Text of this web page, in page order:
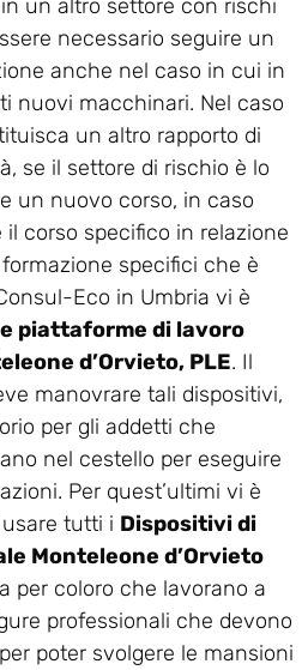
un altro settore con rischi
necessario seguire un
anche nel caso in cui in
nuovi macchinari. Nel caso
un altro rapporto di
se il settore di rischio è lo
un nuovo corso, in caso
corso specifico in relazione
specifici che è
Eco in Umbria vi è
piattaforme di lavoro
d’Orvieto, PLE. Il
manovrare tali dispositivi,
per gli addetti che
nel cestello per eseguire
Per quest’ultimi vi è
usare tutti i Dispositivi di
Monteleone d’Orvieto
per coloro che lavorano a
professionali che devono
poter svolgere le mansioni